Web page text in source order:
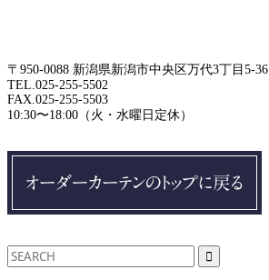
〒950-0088 新潟県新潟市中央区万代3丁目5-36
TEL.025-255-5502
FAX.025-255-5503
10:30〜18:00（火・水曜日定休）